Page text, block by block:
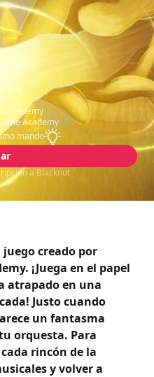
Academy
Academy
mando
a Blacknut
creado por
¡Juega en el papel
atrapado en una
Justo cuando
un fantasma
orquesta. Para
rincón de la
y volver a